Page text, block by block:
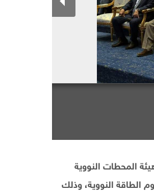
المحطات النووية
الطاقة النووية، وذلك